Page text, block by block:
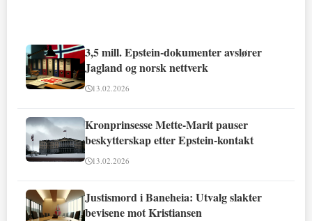
3,5 mill. Epstein-dokumenter avslører
Jagland og norsk nettverk
13.02.2026
Kronprinsesse Mette-Marit pauser
beskytterskap etter Epstein-kontakt
13.02.2026
Justismord i Baneheia: Utvalg slakter
bevisene mot Kristiansen